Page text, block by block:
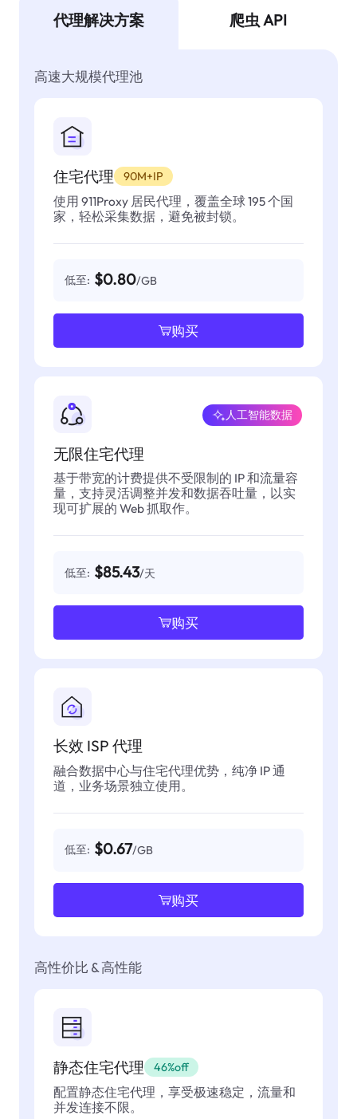
代理解决方案 爬虫 API
高速大规模代理池
住宅代理 90M+IP
使用 911Proxy 居民代理，覆盖全球 195 个国
家，轻松采集数据，避免被封锁。
低至: $0.80/GB
购买
无限住宅代理
人工智能数据
基于带宽的计费提供不受限制的 IP 和流量容
量，支持灵活调整并发和数据吞吐量，以实
现可扩展的 Web 抓取作。
低至: $85.43/天
购买
长效 ISP 代理
融合数据中心与住宅代理优势，纯净 IP 通
道，业务场景独立使用。
低至: $0.67/GB
购买
高性价比 & 高性能
静态住宅代理 46%off
配置静态住宅代理，享受极速稳定，流量和
并发连接不限。